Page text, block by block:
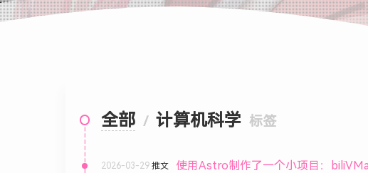
全部 / 计算机科学 标签
2026-03-29 推文 使用Astro制作了一个小项目：